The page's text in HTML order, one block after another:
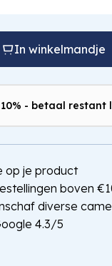
In winkelmandje
- betaal restant
op je product
boven
diverse
4.3/5